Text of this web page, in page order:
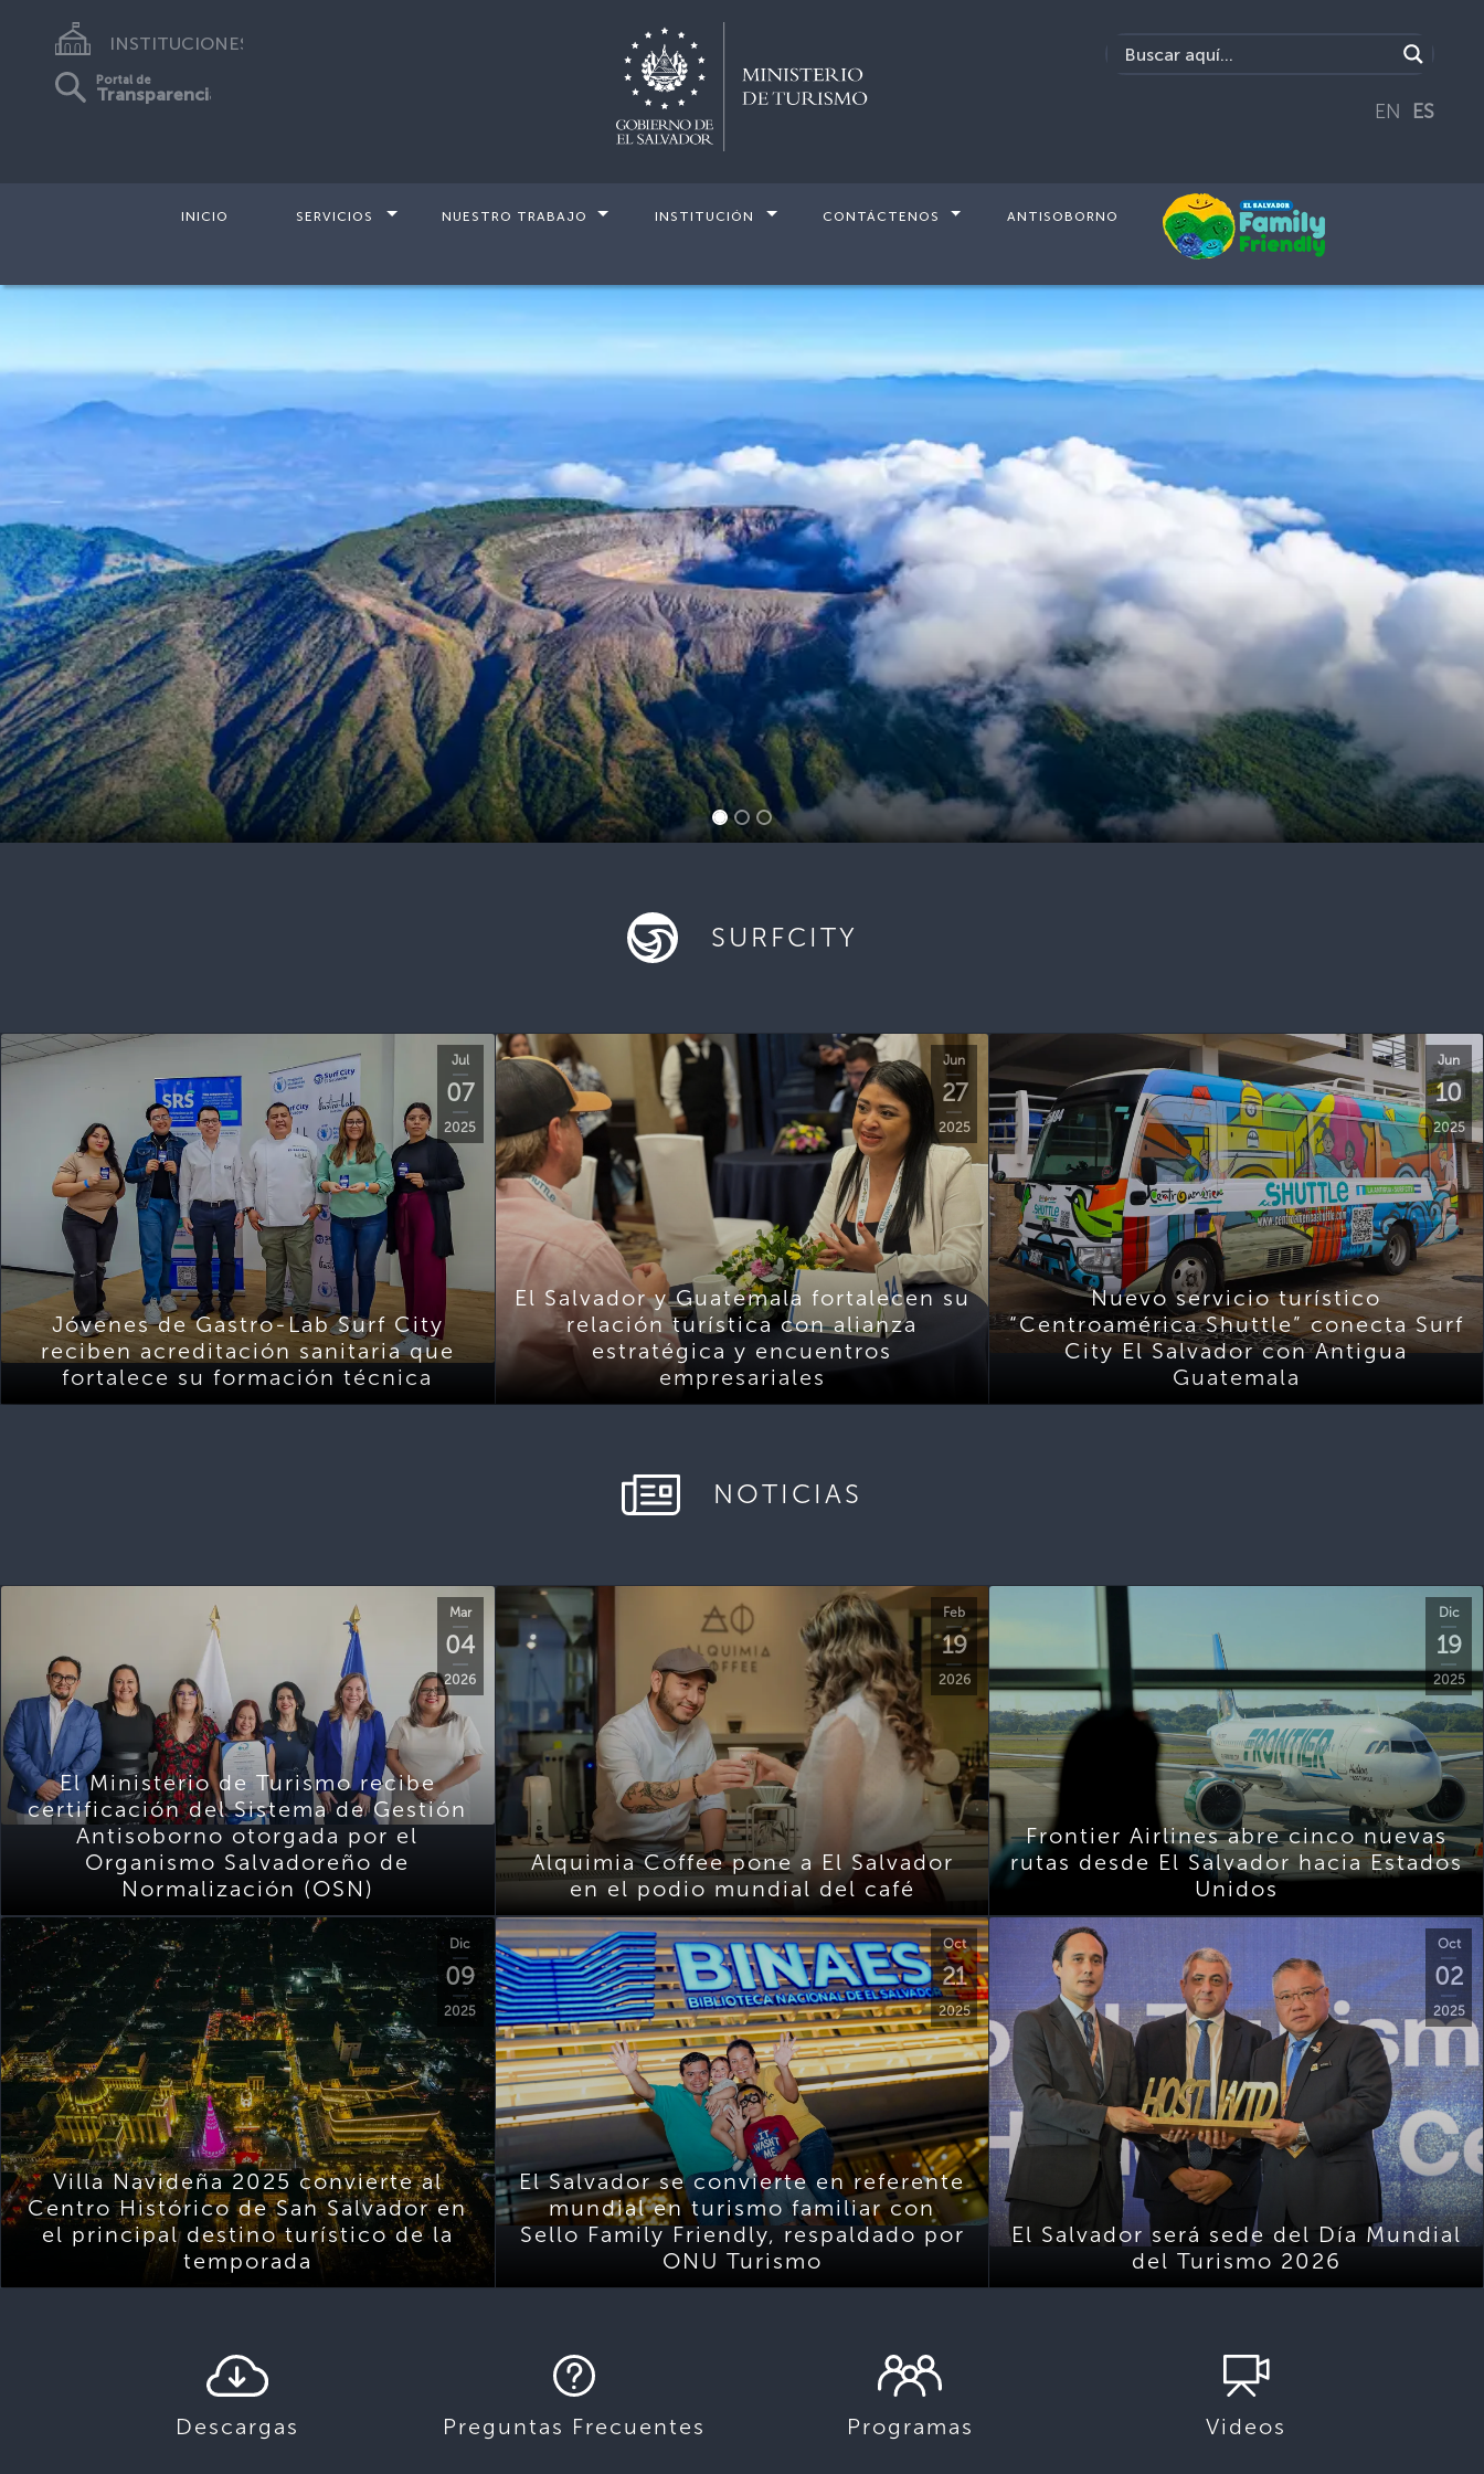
INSTITUCIONES
Portal de
Transparencia
EN ES
INICIO SERVICIOS NUESTRO TRABAJO INSTITUCIÓN CONTÁCTENOS ANTISOBORNO
SURFCITY
Jul
07
2025
Jóvenes de Gastro-Lab Surf City
reciben acreditación sanitaria que
fortalece su formación técnica
Jun
27
2025
El Salvador y Guatemala fortalecen su
relación turística con alianza
estratégica y encuentros
empresariales
Jun
10
2025
Nuevo servicio turístico
“Centroamérica Shuttle” conecta Surf
City El Salvador con Antigua
Guatemala
NOTICIAS
Mar
04
2026
El Ministerio de Turismo recibe
certificación del Sistema de Gestión
Antisoborno otorgada por el
Organismo Salvadoreño de
Normalización (OSN)
Feb
19
2026
Alquimia Coffee pone a El Salvador
en el podio mundial del café
Dic
19
2025
Frontier Airlines abre cinco nuevas
rutas desde El Salvador hacia Estados
Unidos
Dic
09
2025
Villa Navideña 2025 convierte al
Centro Histórico de San Salvador en
el principal destino turístico de la
temporada
Oct
21
2025
El Salvador se convierte en referente
mundial en turismo familiar con
Sello Family Friendly, respaldado por
ONU Turismo
Oct
02
2025
El Salvador será sede del Día Mundial
del Turismo 2026
Descargas Preguntas Frecuentes Programas Videos